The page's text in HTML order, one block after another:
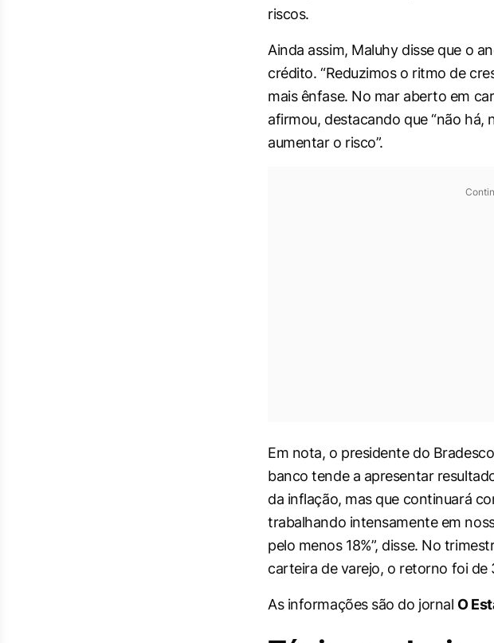
riscos.
Ainda assim, Maluhy disse que o
crédito. “Reduzimos o ritmo de
mais ênfase. No mar aberto em
afirmou, destacando que “não há,
aumentar o risco”.
Em nota, o presidente do
banco tende a apresentar
da inflação, mas que continuará
trabalhando intensamente em
pelo menos 18%”, disse. No
carteira de varejo, o retorno foi de
As informações são do jornal O